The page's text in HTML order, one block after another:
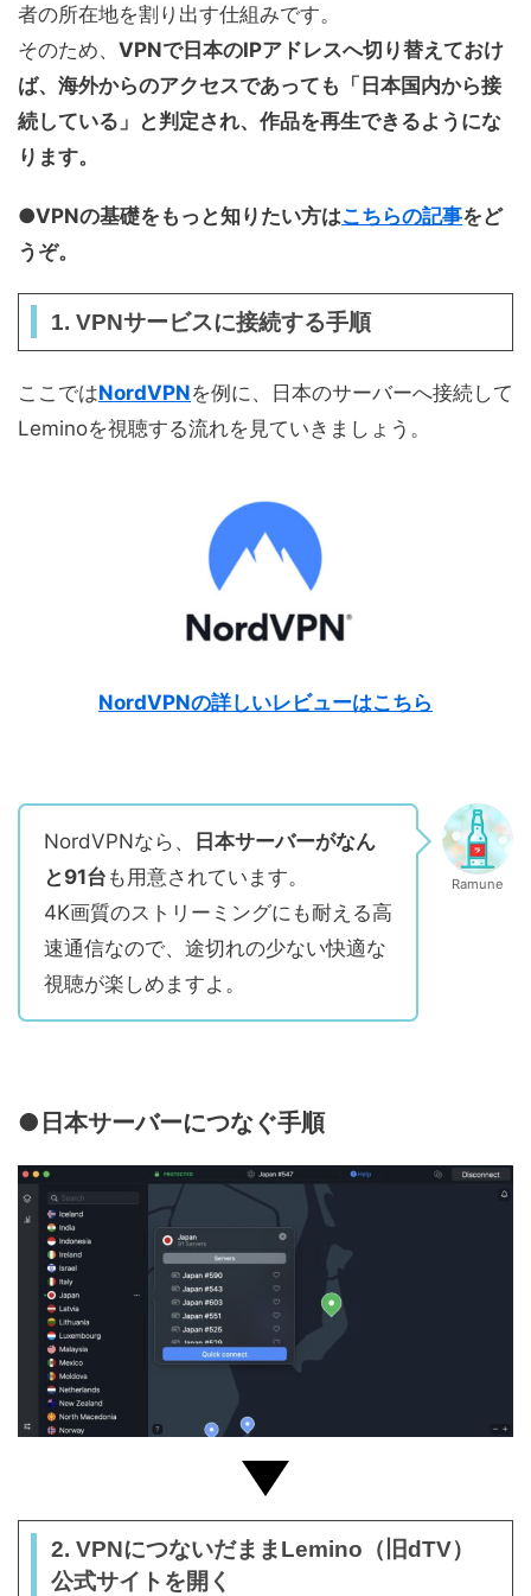
者の所在地を割り出す仕組みです。
そのため、 VPNで日本のIPアドレスへ切り替えておけ
ば、海外からのアクセスであっても「日本国内から接
続している」と判定され、作品を再生できるようにな
ります。
●VPNの基礎をもっと知りたい方はこちらの記事をど
うぞ。
1. VPNサービスに接続する手順
ここではNordVPNを例に、日本のサーバーへ接続して
Leminoを視聴する流れを見ていきましょう。
NordVPNの詳しいレビューはこちら
NordVPNなら、
日本サーバーがなん
と91台 も用意されています。
4K画質のストリーミングにも耐える高
速通信なので、途切れの少ない快適な
視聴が楽しめますよ。
Ramune
●日本サーバーにつなぐ手順
2. VPNにつないだままLemino（旧dTV）
公式サイトを開く